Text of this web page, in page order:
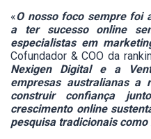
«O nosso foco sempre foi
a ter sucesso online
especialistas em
Cofundador & COO da
Nexigen Digital e a
empresas australianas a
construir confiança
crescimento online
pesquisa tradicionais